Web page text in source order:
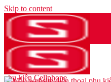
Skip to content